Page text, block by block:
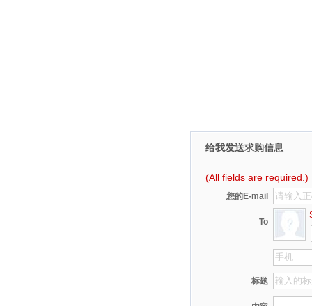
(All fields are required.)
To
内容